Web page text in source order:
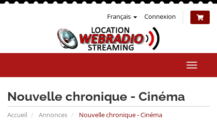
Français Connexion
la
Nouvelle chronique - Cinéma
Accueil Annonces Nouvelle chronique - Cinéma